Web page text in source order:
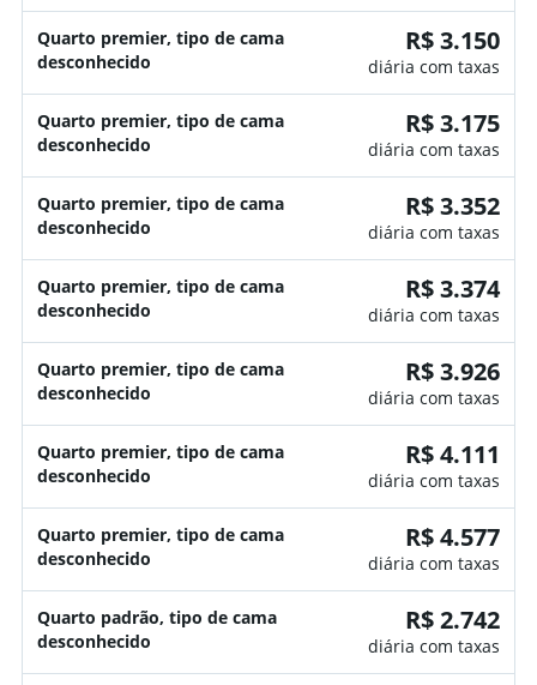
Quarto premier, tipo de cama
desconhecido
R$ 3.150
diária com taxas
Quarto premier, tipo de cama
desconhecido
R$ 3.175
diária com taxas
Quarto premier, tipo de cama
desconhecido
R$ 3.352
diária com taxas
Quarto premier, tipo de cama
desconhecido
R$ 3.374
diária com taxas
Quarto premier, tipo de cama
desconhecido
R$ 3.926
diária com taxas
Quarto premier, tipo de cama
desconhecido
R$ 4.111
diária com taxas
Quarto premier, tipo de cama
desconhecido
R$ 4.577
diária com taxas
Quarto padrão, tipo de cama
desconhecido
R$ 2.742
diária com taxas